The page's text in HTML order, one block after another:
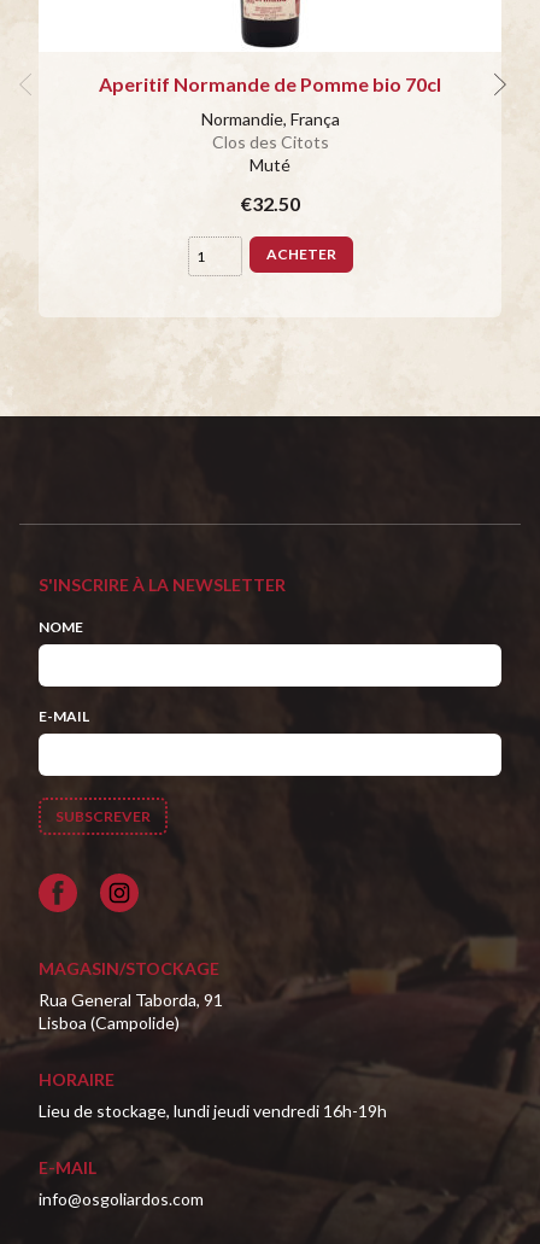
Aperitif Normande de Pomme bio 70cl
Normandie, França
Clos des Citots
Muté
€32.50
ACHETER
S'INSCRIRE À LA NEWSLETTER
NOME
E-MAIL
Facebook
MAGASIN/STOCKAGE
Rua General Taborda, 91
Lisboa (Campolide)
HORAIRE
Lieu de stockage, lundi jeudi vendredi 16h-19h
E-MAIL
info@osgoliardos.com